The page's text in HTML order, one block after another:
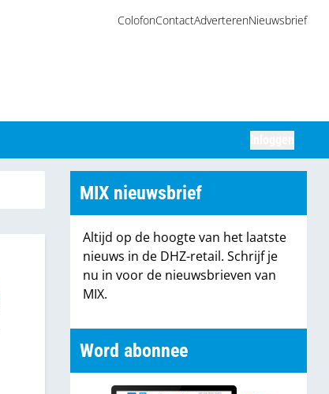
ColofonContactAdverterenNieuwsbrief
MIX nieuwsbrief
Altijd op de hoogte van het laatste
nieuws in de DHZ-retail. Schrijf je
nu in voor de nieuwsbrieven van
MIX.
Word abonnee